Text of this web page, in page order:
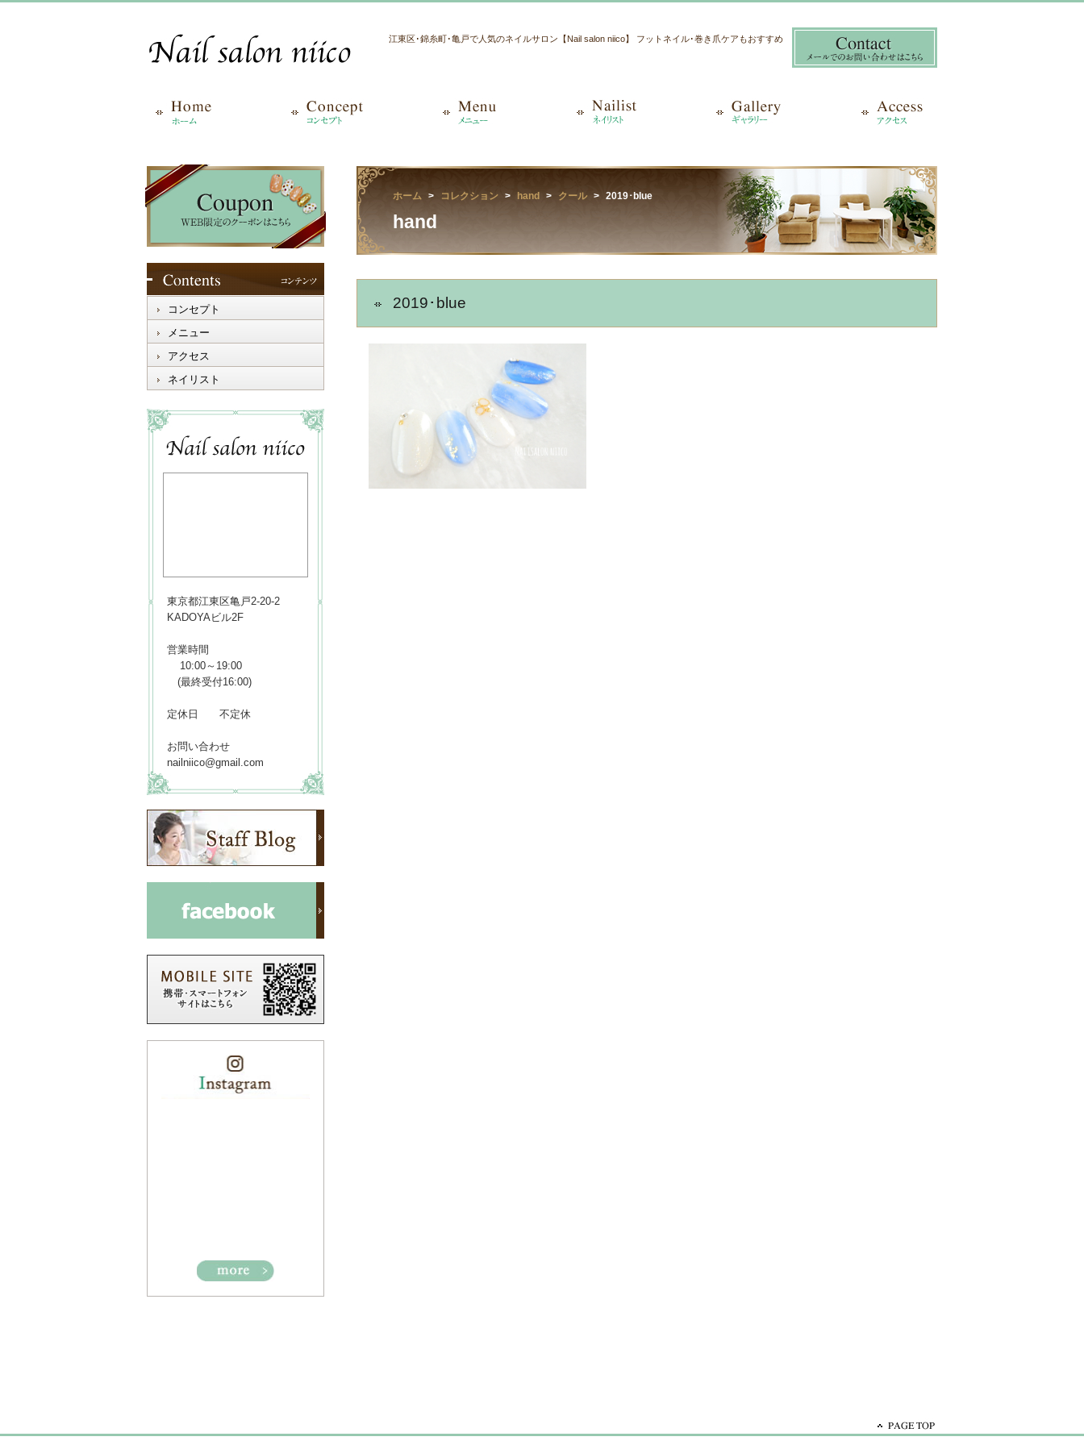
江東区･錦糸町･亀戸で人気のネイルサロン【Nail salon niico】 フットネイル･巻き爪ケアもおすすめ
ホーム コレクション hand クール 2019･blue
hand
2019･blue
コンセプト
メニュー
アクセス
ネイリスト
東京都江東区亀戸2-20-2
KADOYAビル2F
営業時間
10:00～19:00
(最終受付16:00)
定休日 不定休
お問い合わせ
nailniico@gmail.com